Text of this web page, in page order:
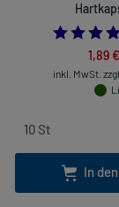
1,89 €
inkl. MwSt. zzgl.
In